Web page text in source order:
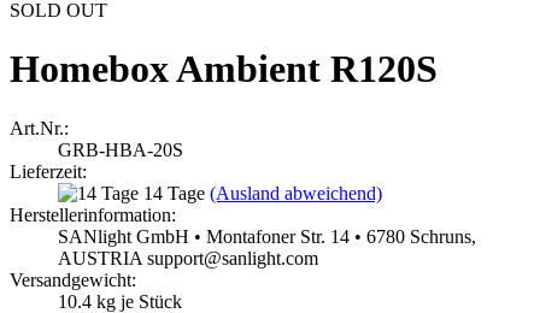
SOLD OUT
Homebox Ambient R120S
Art.Nr.:
GRB-HBA-20S
Lieferzeit:
14 Tage (Ausland abweichend)
Herstellerinformation:
SANlight GmbH • Montafoner Str. 14 • 6780 Schruns,
AUSTRIA support@sanlight.com
Versandgewicht:
10.4 kg je Stück